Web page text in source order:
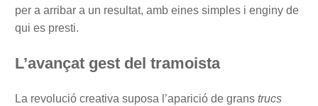
per a arribar a un resultat, amb eines simples i enginy de
qui es presti.
L’avançat gest del tramoista
La revolució creativa suposa l’aparició de grans trucs